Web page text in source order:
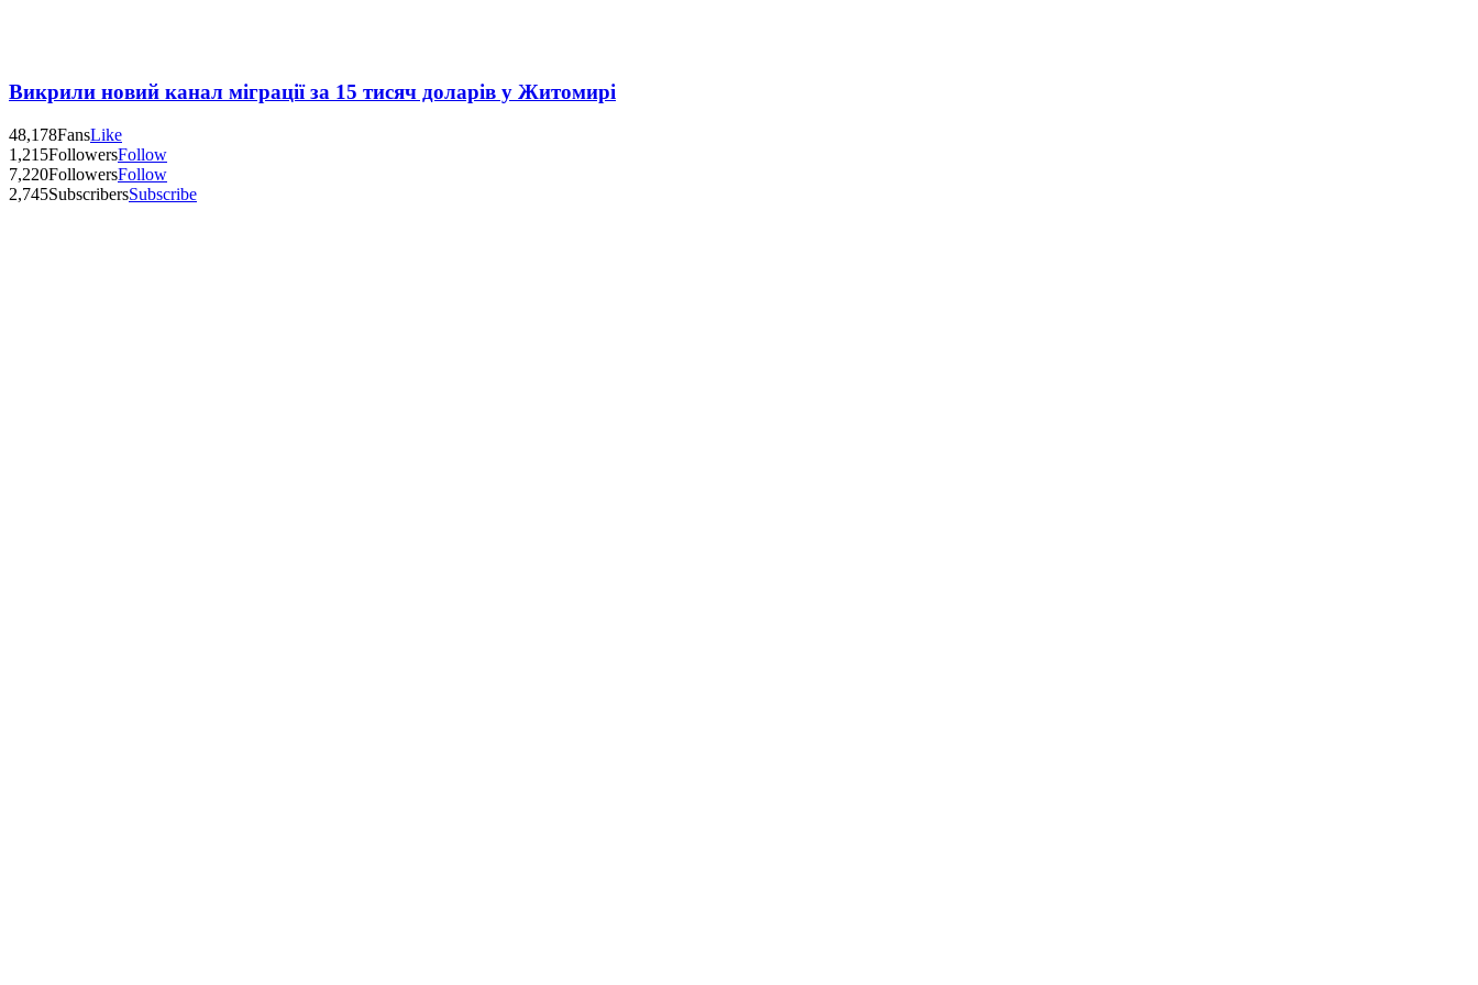
Викрили новий канал міграції за 15 тисяч доларів у Житомирі
48,178FansLike
1,215FollowersFollow
7,220FollowersFollow
2,745SubscribersSubscribe